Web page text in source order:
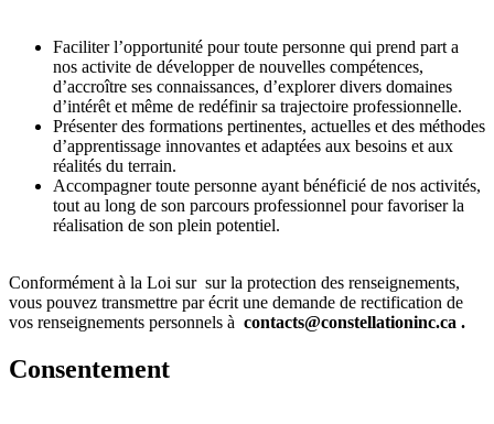
Faciliter l’opportunité pour toute personne qui prend part a
nos activite de développer de nouvelles compétences,
d’accroître ses connaissances, d’explorer divers domaines
d’intérêt et même de redéfinir sa trajectoire professionnelle.
Présenter des formations pertinentes, actuelles et des méthodes
d’apprentissage innovantes et adaptées aux besoins et aux
réalités du terrain.
Accompagner toute personne ayant bénéficié de nos activités,
tout au long de son parcours professionnel pour favoriser la
réalisation de son plein potentiel.
Conformément à la Loi sur sur la protection des renseignements,
vous pouvez transmettre par écrit une demande de rectification de
vos renseignements personnels à contacts@constellationinc.ca .
Consentement